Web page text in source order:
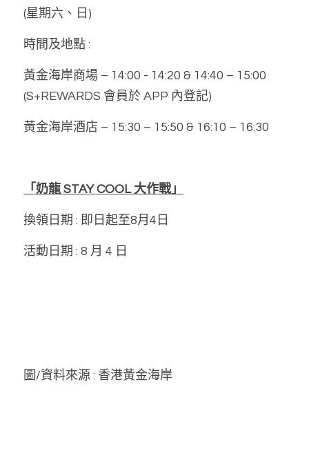
(星期六、日)
時間及地點 :
黃金海岸商場 – 14:00 - 14:20 & 14:40 – 15:00
(S+REWARDS 會員於 APP 內登記)
黃金海岸酒店 – 15:30 – 15:50 & 16:10 – 16:30
「奶龍 STAY COOL 大作戰」
換領日期 : 即日起至8月4日
活動日期 : 8 月 4 日
圖/資料來源 : 香港黃金海岸